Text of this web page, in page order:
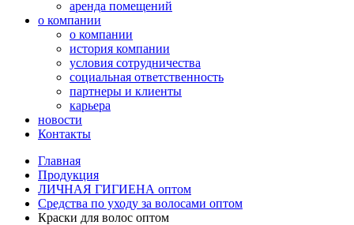
аренда помещений
о компании
о компании
история компании
условия сотрудничества
социальная ответственность
партнеры и клиенты
карьера
новости
Контакты
Главная
Продукция
ЛИЧНАЯ ГИГИЕНА оптом
Средства по уходу за волосами оптом
Краски для волос оптом